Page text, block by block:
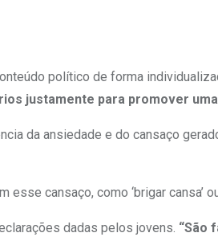
político de forma
justamente para promover
da ansiedade e do cansaço
cansaço, como ‘brigar cansa’ ou
dadas pelos jovens. “São